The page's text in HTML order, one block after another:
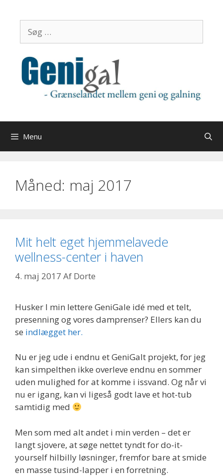
indhold
efter:
Menu
Måned: maj 2017
Mit helt eget hjemmelavede
wellness-center i haven
4. maj 2017 Af Dorte
Husker I min lettere GeniGale idé med et telt,
presenning og vores damprenser? Ellers kan du
se indlægget her.
Nu er jeg ude i endnu et GeniGalt projekt, for jeg
kan simpelthen ikke overleve endnu en sommer
uden mulighed for at komme i issvand. Og når vi
nu er igang, kan vi ligeså godt lave et hot-tub
samtidig med
Men som med alt andet i min verden – det er
langt sjovere, at søge nettet tyndt for do-it-
yourself hilbilly løsninger, fremfor bare at smide
en masse tusind-lapper i en forretning.